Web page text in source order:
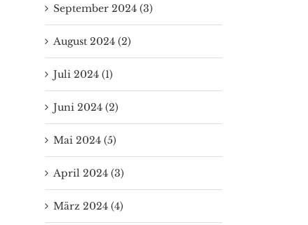
September 2024 (3)
August 2024 (2)
Juli 2024 (1)
Juni 2024 (2)
Mai 2024 (5)
April 2024 (3)
März 2024 (4)